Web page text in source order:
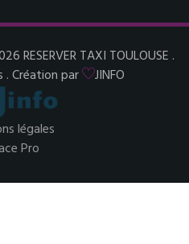
TAXI TOULOUSE .
. Création par
JINFO
légales
Pro